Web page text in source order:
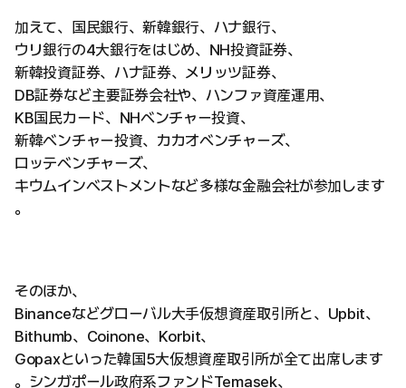
加えて、国民銀行、新韓銀行、ハナ銀行、
ウリ銀行の4大銀行をはじめ、NH投資証券、
新韓投資証券、ハナ証券、メリッツ証券、
DB証券など主要証券会社や、ハンファ資産運用、
KB国民カード、NHベンチャー投資、
新韓ベンチャー投資、カカオベンチャーズ、
ロッテベンチャーズ、
キウムインベストメントなど多様な金融会社が参加します
。
そのほか、
Binanceなどグローバル大手仮想資産取引所と、Upbit、
Bithumb、Coinone、Korbit、
Gopaxといった韓国5大仮想資産取引所が全て出席します
。シンガポール政府系ファンドTemasek、